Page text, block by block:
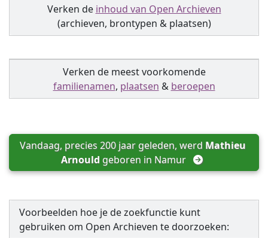
Verken de inhoud van Open Archieven
(archieven, brontypen & plaatsen)
Verken de meest voorkomende
familienamen, plaatsen & beroepen
Vandaag, precies 200 jaar geleden, werd Mathieu
Arnould geboren in Namur
Voorbeelden hoe je de zoekfunctie kunt
gebruiken om Open Archieven te doorzoeken: